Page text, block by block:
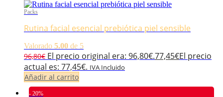
Packs
Rutina facial esencial prebiótica piel sensible
Valorado 5.00 de 5
96,80€ El precio original era: 96,80€.77,45€El precio
actual es: 77,45€. IVA Incluido
Añadir al carrito
- 20%